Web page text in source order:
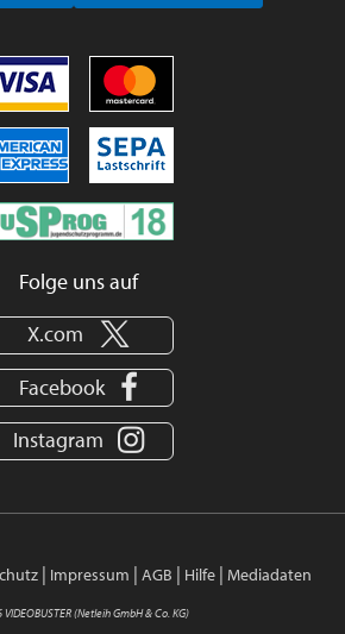
Folge uns auf
X.com
Facebook
Instagram
| Impressum | AGB | Hilfe| Mediadaten
(Netleih GmbH & Co. KG)